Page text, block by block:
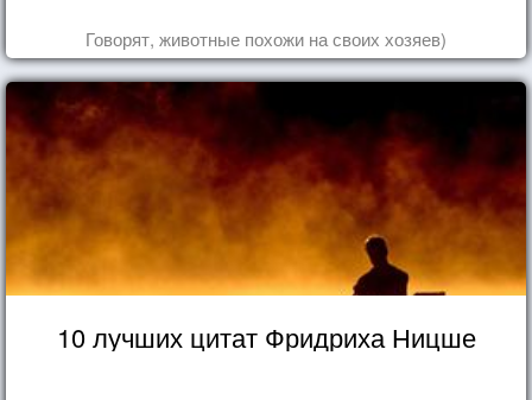
Говорят, животные похожи на своих хозяев)
10 лучших цитат Фридриха Ницше